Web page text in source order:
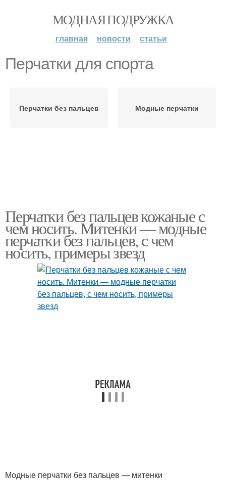
МОДНАЯ ПОДРУЖКА
главная новости статьи
Перчатки для спорта
Перчатки без пальцев Модные перчатки
Перчатки без пальцев кожаные с
чем носить. Митенки — модные
перчатки без пальцев, с чем
носить, примеры звезд
Модные перчатки без пальцев — митенки